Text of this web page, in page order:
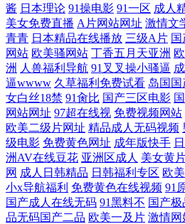
酱 日本理论 91操电影 91一区 成人
美女免费直播 A片网站网址 激情文
青青 日本精品在线播放 三级A片
网站 欧美骚网站 丁香五月天亚洲
洲 人兽福利导航 91叉叉操小骚逼
逼wwww 久草福利免费试看 岛国
女白丝18禁 91肏比 国产三区电影
网站网址 97超在线视 免费视频网站
欧美二级片网址 精品成人无码视频
级电影 免费黄色网址 成年版快手
洲AV在线豆花 亚洲区成人 美女黄
网 成人日韩精品 日韩福利专区 欧
小x导航福利 免费黄色在线视频 91
国产成人在线无码 91黑料不 国产
品无码国产二品 欧美一及片 激情网